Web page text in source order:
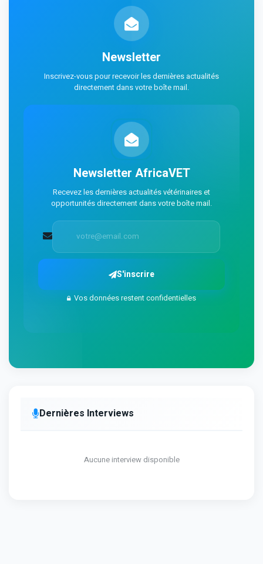
Newsletter
Inscrivez-vous pour recevoir les dernières actualités
directement dans votre boîte mail.
Newsletter AfricaVET
Recevez les dernières actualités vétérinaires et
opportunités directement dans votre boîte mail.
S'inscrire
Vos données restent confidentielles
Dernières Interviews
Aucune interview disponible